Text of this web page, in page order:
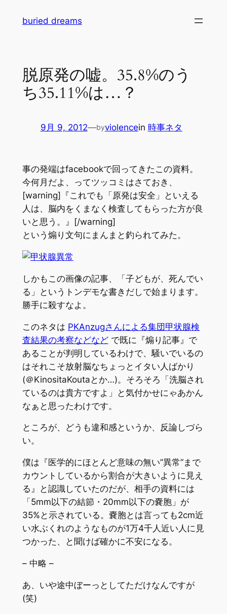
buried dreams
脱原発の嘘。35.8%のう
ち35.11%は…？
9月 9, 2012—byviolencein 時事ネタ
事の発端はfacebookで回ってきたこの資料。
今何月だよ、ってツッコミはさておき、
[warning]『これでも「原発は安全」といえる
人は、脳内をくまなく検査してもらった方が良
いと思う。』[/warning]
という煽り文句にまんまと釣られてみた。
しかもこの画像の記事、「子どもが、死んでい
る」というトンデモな書きだしで始まります。
勝手に殺すなよ。
このネタは PKAnzugさんによる集団甲状腺検
査結果の考察などなどで既に『煽り記事』で
あることが判明しているわけで、騒いでいるの
はそれこそ放射脳なちょっとイタい人ばかり
(＠KinositaKoutaとか…)。そろそろ「洗脳され
ているのは貴方ですよ」と気付かせにゃあかん
なぁと思ったわけです。
ところが、どうも違和感というか、反論しづら
い。
僕は『医学的にほとんど意味の無い”異常”まで
カウントしているから割合が大きいように見え
る』と認識していたのだが、相手の資料には
「5mm以下の結節・20mm以下の嚢胞」が
35%と示されている。嚢胞とは言っても2cm近
い水ぶくれのようなものが1万4千人近い人に見
つかった、と聞けば確かに不安になる。
– 中略 –
あ、いや途中ぼーっとしてただけなんですが
(笑)